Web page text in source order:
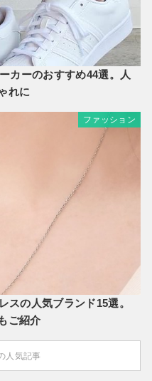
カーのおすすめ44選。人
れに
ファッション
スの人気ブランド15選。
ご紹介
人気記事